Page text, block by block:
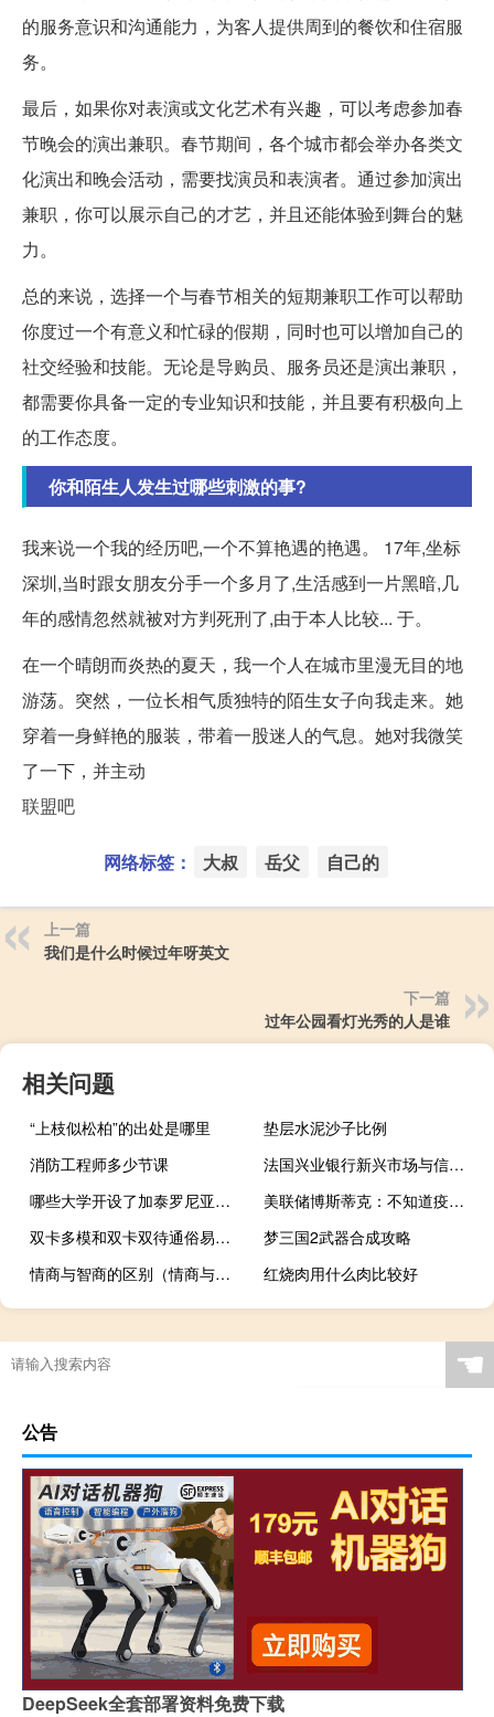
的服务意识和沟通能力，为客人提供周到的餐饮和住宿服
务。
最后，如果你对表演或文化艺术有兴趣，可以考虑参加春
节晚会的演出兼职。春节期间，各个城市都会举办各类文
化演出和晚会活动，需要找演员和表演者。通过参加演出
兼职，你可以展示自己的才艺，并且还能体验到舞台的魅
力。
总的来说，选择一个与春节相关的短期兼职工作可以帮助
你度过一个有意义和忙碌的假期，同时也可以增加自己的
社交经验和技能。无论是导购员、服务员还是演出兼职，
都需要你具备一定的专业知识和技能，并且要有积极向上
的工作态度。
你和陌生人发生过哪些刺激的事?
我来说一个我的经历吧,一个不算艳遇的艳遇。 17年,坐标
深圳,当时跟女朋友分手一个多月了,生活感到一片黑暗,几
年的感情忽然就被对方判死刑了,由于本人比较... 于。
在一个晴朗而炎热的夏天，我一个人在城市里漫无目的地
游荡。突然，一位长相气质独特的陌生女子向我走来。她
穿着一身鲜艳的服装，带着一股迷人的气息。她对我微笑
了一下，并主动
联盟吧
网络标签： 大叔 岳父 自己的
上一篇
我们是什么时候过年呀英文
下一篇
过年公园看灯光秀的人是谁
相关问题
“上枝似松柏”的出处是哪里
垫层水泥沙子比例
消防工程师多少节课
法国兴业银行新兴市场与信用研究主管Guy Stear：美债收益率曲线可能会继续趋陡
哪些大学开设了加泰罗尼亚语专业
美联储博斯蒂克：不知道疫情对劳动力市场的影响会持续多久
双卡多模和双卡双待通俗易懂（双卡多模）
梦三国2武器合成攻略
情商与智商的区别（情商与智商有何区别）
红烧肉用什么肉比较好
☚
公告
DeepSeek全套部署资料免费下载